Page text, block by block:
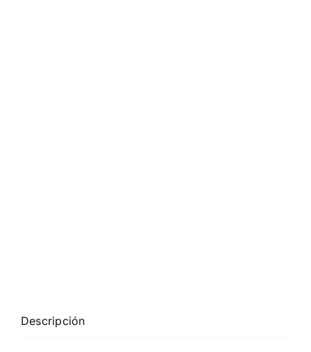
Descripción